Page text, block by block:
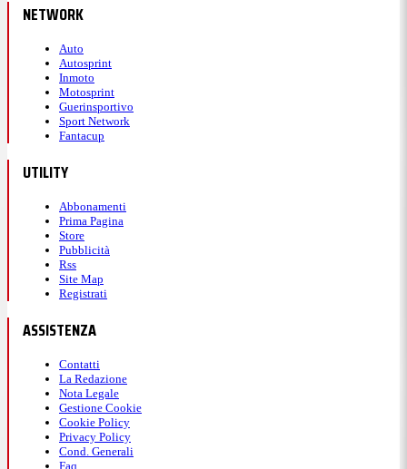
NETWORK
Auto
Autosprint
Inmoto
Motosprint
Guerinsportivo
Sport Network
Fantacup
UTILITY
Abbonamenti
Prima Pagina
Store
Pubblicità
Rss
Site Map
Registrati
ASSISTENZA
Contatti
La Redazione
Nota Legale
Gestione Cookie
Cookie Policy
Privacy Policy
Cond. Generali
Faq